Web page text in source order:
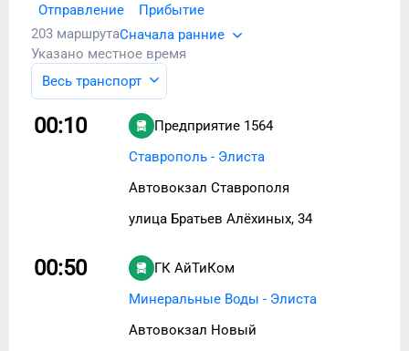
Отправление
Прибытие
203 маршрутаСначала ранние
Указано местное время
Весь транспорт
00:10
Предприятие 1564
Ставрополь - Элиста
Автовокзал Ставрополя
улица Братьев Алёхиных, 34
00:50
ГК АйТиКом
Минеральные Воды - Элиста
Автовокзал Новый